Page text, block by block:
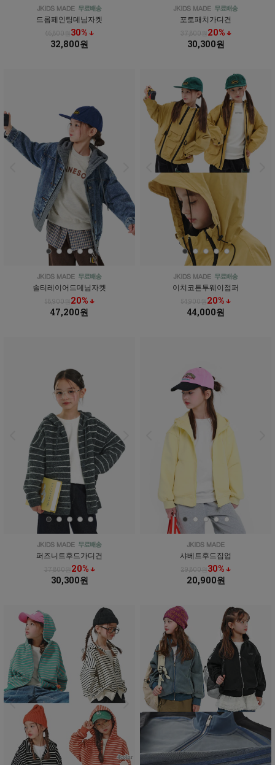
드롭페인팅데님자켓
46,800원30% ↓
32,800원
포토패치가디건
37,800원 20% ↓
30,300원
솔티레이어드데님자켓
58,900원 20% ↓
47,200원
이치코튼투웨이점퍼
54,900원 20% ↓
44,000원
퍼즈니트후드가디건
37,800원 20% ↓
30,300원
샤베트후드집업
29,800원 30% ↓
20,900원